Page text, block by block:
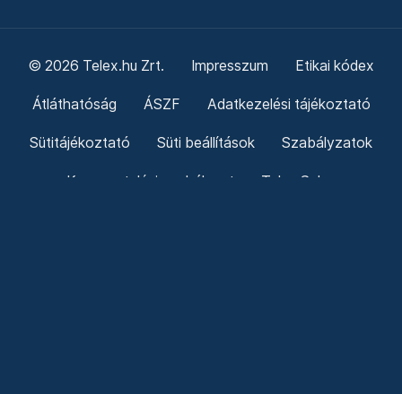
© 2026 Telex.hu Zrt. Impresszum Etikai kódex
Átláthatóság ÁSZF Adatkezelési tájékoztató
Sütitájékoztató Süti beállítások Szabályzatok
Kommentelési szabályzat Telex Sales